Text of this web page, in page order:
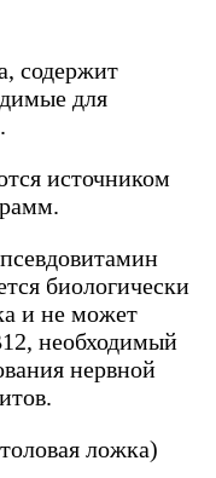
содержит
для
источником
биологически
и не может
необходимый
нервной
ложка)